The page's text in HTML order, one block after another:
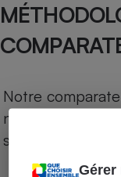
Gérer
Notre
niveau de prix
sur le territoire